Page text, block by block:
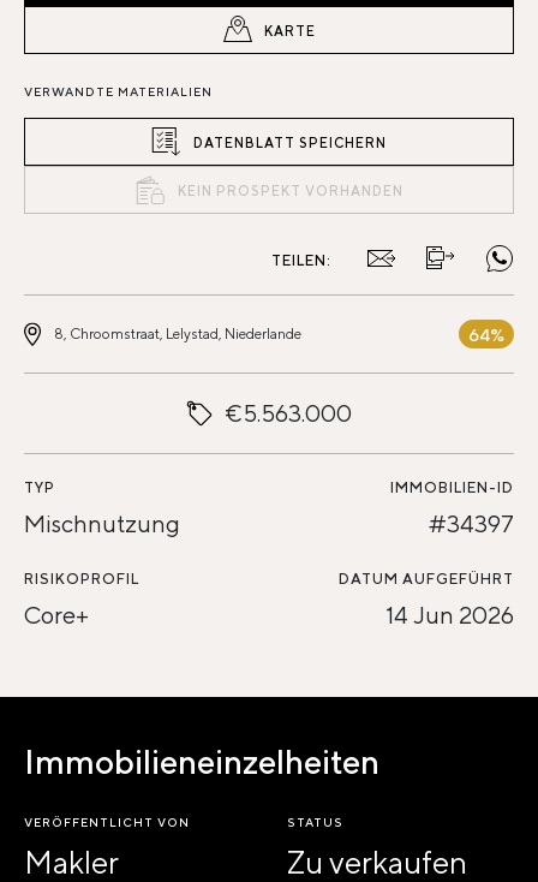
KARTE
VERWANDTE MATERIALIEN
DATENBLATT SPEICHERN
KEIN PROSPEKT VORHANDEN
TEILEN:
8, Chroomstraat, Lelystad, Niederlande 64%
€5.563.000
TYP
Mischnutzung
IMMOBILIEN-ID
#34397
RISIKOPROFIL
Core+
DATUM AUFGEFÜHRT
14 Jun 2026
Immobilieneinzelheiten
VERÖFFENTLICHT VON
Makler
STATUS
Zu verkaufen